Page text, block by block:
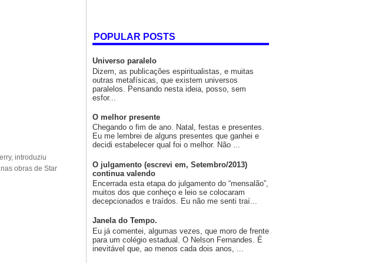
introduziu
obras de Star
POPULAR POSTS
Universo paralelo
Dizem, as publicações espiritualistas, e muitas
outras metafísicas, que existem universos
paralelos. Pensando nesta ideia, posso, sem
esfor...
O melhor presente
Chegando o fim de ano. Natal, festas e presentes.
Eu me lembrei de alguns presentes que ganhei e
decidi estabelecer qual foi o melhor. Não ...
O julgamento (escrevi em, Setembro/2013)
continua valendo
Encerrada esta etapa do julgamento do “mensalão”,
muitos dos que conheço e leio se colocaram
decepcionados e traídos. Eu não me senti traí...
Janela do Tempo.
Eu já comentei, algumas vezes, que moro de frente
para um colégio estadual. O Nelson Fernandes. É
inevitável que, ao menos cada dois anos, ...